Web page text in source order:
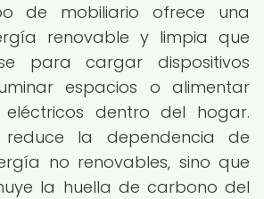
de mobiliario ofrece una
renovable y limpia que
para cargar dispositivos
espacios o alimentar
dentro del hogar.
la dependencia de
no renovables, sino que
la huella de carbono del